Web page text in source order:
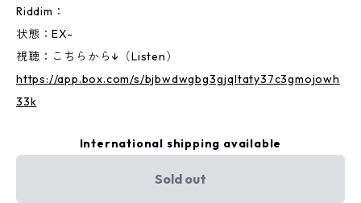
Riddim：
状態：EX-
視聴：こちらから↓（Listen）
https://app.box.com/s/bjbwdwgbg3gjqltaty37c3gmojowh
33k
International shipping available
Sold out